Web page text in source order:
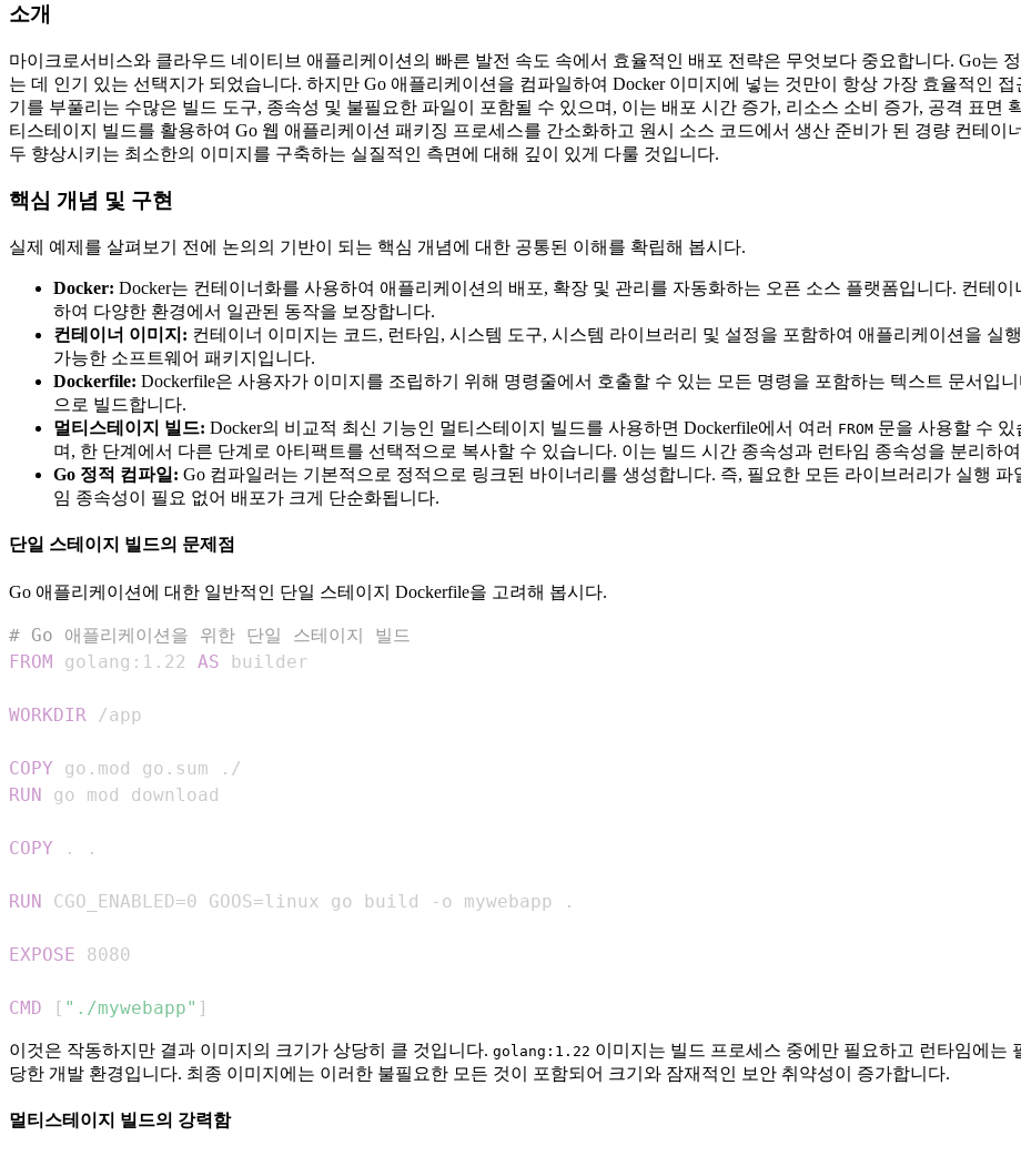
소개
마이크로서비스와 클라우드 네이티브 애플리케이션의 빠른 발전 속도 속에서 효율적인 배포 전략은 무엇보다 중요합니다. Go는
는 데 인기 있는 선택지가 되었습니다. 하지만 Go 애플리케이션을 컴파일하여 Docker 이미지에 넣는 것만이 항상 가장 효율적인
기를 부풀리는 수많은 빌드 도구, 종속성 및 불필요한 파일이 포함될 수 있으며, 이는 배포 시간 증가, 리소스 소비 증가, 공격 표면
티스테이지 빌드를 활용하여 Go 웹 애플리케이션 패키징 프로세스를 간소화하고 원시 소스 코드에서 생산 준비가 된 경량 컨테이
두 향상시키는 최소한의 이미지를 구축하는 실질적인 측면에 대해 깊이 있게 다룰 것입니다.
핵심 개념 및 구현
실제 예제를 살펴보기 전에 논의의 기반이 되는 핵심 개념에 대한 공통된 이해를 확립해 봅시다.
Docker: Docker는 컨테이너화를 사용하여 애플리케이션의 배포, 확장 및 관리를 자동화하는 오픈 소스 플랫폼입니다. 컨테
하여 다양한 환경에서 일관된 동작을 보장합니다.
컨테이너 이미지: 컨테이너 이미지는 코드, 런타임, 시스템 도구, 시스템 라이브러리 및 설정을 포함하여 애플리케이션을 실
가능한 소프트웨어 패키지입니다.
Dockerfile: Dockerfile은 사용자가 이미지를 조립하기 위해 명령줄에서 호출할 수 있는 모든 명령을 포함하는 텍스트 문서입
으로 빌드합니다.
멀티스테이지 빌드: Docker의 비교적 최신 기능인 멀티스테이지 빌드를 사용하면 Dockerfile에서 여러 FROM 문을 사용할 수 있
며, 한 단계에서 다른 단계로 아티팩트를 선택적으로 복사할 수 있습니다. 이는 빌드 시간 종속성과 런타임 종속성을 분리하
Go 정적 컴파일: Go 컴파일러는 기본적으로 정적으로 링크된 바이너리를 생성합니다. 즉, 필요한 모든 라이브러리가 실행
임 종속성이 필요 없어 배포가 크게 단순화됩니다.
단일 스테이지 빌드의 문제점
Go 애플리케이션에 대한 일반적인 단일 스테이지 Dockerfile을 고려해 봅시다.
# Go 애플리케이션을 위한 단일 스테이지 빌드
FROM golang:1.22 AS builder
WORKDIR /app
COPY go.mod go.sum ./
RUN go mod download
COPY . .
RUN CGO_ENABLED=0 GOOS=linux go build -o mywebapp .
EXPOSE 8080
CMD [ "./mywebapp" ]
이것은 작동하지만 결과 이미지의 크기가 상당히 클 것입니다. golang:1.22 이미지는 빌드 프로세스 중에만 필요하고 런타임에는
당한 개발 환경입니다. 최종 이미지에는 이러한 불필요한 모든 것이 포함되어 크기와 잠재적인 보안 취약성이 증가합니다.
멀티스테이지 빌드의 강력함